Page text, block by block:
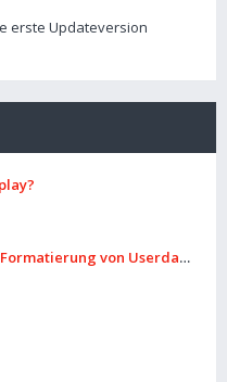
erste Updateversion
von Userdata